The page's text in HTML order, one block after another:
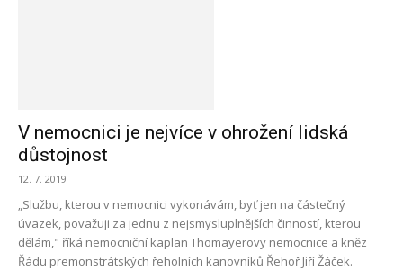
V nemocnici je nejvíce v ohrožení lidská
důstojnost
12. 7. 2019
„Službu, kterou v nemocnici vykonávám, byť jen na částečný
úvazek, považuji za jednu z nejsmysluplnějších činností, kterou
dělám," říká nemocniční kaplan Thomayerovy nemocnice a kněz
Řádu premonstrátských řeholních kanovníků Řehoř Jiří Žáček.